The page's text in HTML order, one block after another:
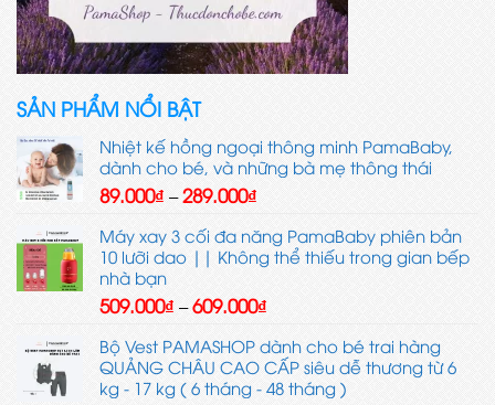
SẢN PHẨM NỔI BẬT
Nhiệt kế hồng ngoại thông minh PamaBaby,
dành cho bé, và những bà mẹ thông thái
89.000₫ – 289.000₫
từ
89.000₫
289.000₫
Máy xay 3 cối đa năng PamaBaby phiên bản
10 lưỡi dao || Không thể thiếu trong gian bếp
nhà bạn
509.000₫ – 609.000₫
từ
509.000₫
đến
Bộ Vest PAMASHOP dành cho bé trai hàng
QUẢNG CHÂU CAO CẤP siêu dễ thương từ 6
kg - 17 kg ( 6 tháng - 48 tháng )